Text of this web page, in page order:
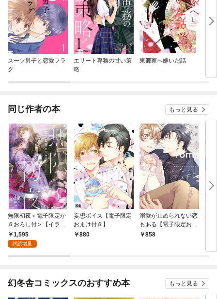
スーツ男子と恋愛フラ
グ
エリート専務の甘い策
略
東郷家へ嫁いだ話
同じ作者の本 もっと見る
無限初夜＜電子限定か
きおろし付＞【イラス
ト入り】
1,595
試読増量
妄想ボイス【電子限定
おまけ付き】
880
溺愛が止められない恋
もある【電子限定おま
け付き】
858
黒
幻冬舎コミックスのおすすめ本 もっと見る